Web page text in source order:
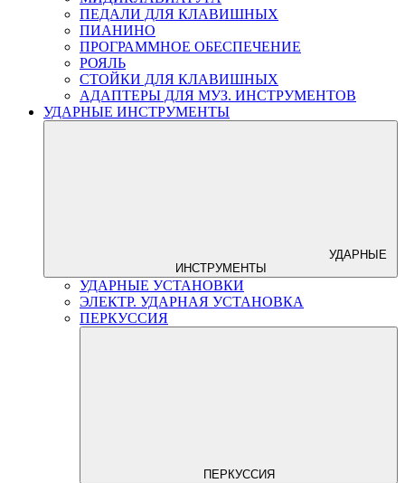
ПЕДАЛИ ДЛЯ КЛАВИШНЫХ
ПИАНИНО
ПРОГРАММНОЕ ОБЕСПЕЧЕНИЕ
РОЯЛЬ
СТОЙКИ ДЛЯ КЛАВИШНЫХ
АДАПТЕРЫ ДЛЯ МУЗ. ИНСТРУМЕНТОВ
УДАРНЫЕ ИНСТРУМЕНТЫ
УДАРНЫЕ
ИНСТРУМЕНТЫ
УДАРНЫЕ УСТАНОВКИ
ЭЛЕКТР. УДАРНАЯ УСТАНОВКА
ПЕРКУССИЯ
ПЕРКУССИЯ